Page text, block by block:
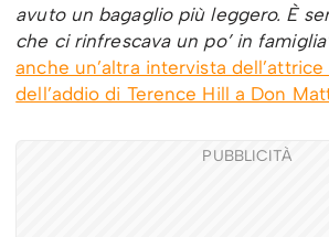
avuto un bagaglio più leggero. È
che ci rinfrescava un po’ in
anche un’altra intervista
dell’addio di Terence Hill a Don
PUBBLICITÀ